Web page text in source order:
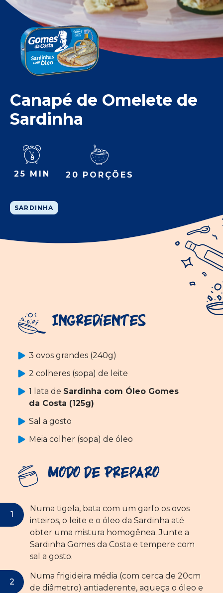
Canapé de Omelete de
Sardinha
25 MIN 20 PORÇÕES
SARDINHA
Ingredientes
3 ovos grandes (240g)
2 colheres (sopa) de leite
1 lata de Sardinha com Óleo Gomes
da Costa (125g)
Sal a gosto
Meia colher (sopa) de óleo
Modo de Preparo
Numa tigela, bata com um garfo os ovos
inteiros, o leite e o óleo da Sardinha até
obter uma mistura homogênea. Junte a
Sardinha Gomes da Costa e tempere com
sal a gosto.
Numa frigideira média (com cerca de 20cm
de diâmetro) antiaderente, aqueça o óleo e